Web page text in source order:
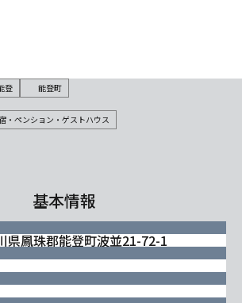
登 能登町
・ペンション・ゲストハウス
基本情報
鳳珠郡能登町波並21-72-1